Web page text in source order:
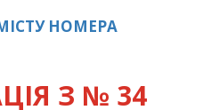
НОМЕРА
З № 34